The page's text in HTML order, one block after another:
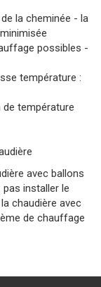
la cheminée - la
possibles -
température :
température
avec ballons
installer le
chaudière avec
de chauffage